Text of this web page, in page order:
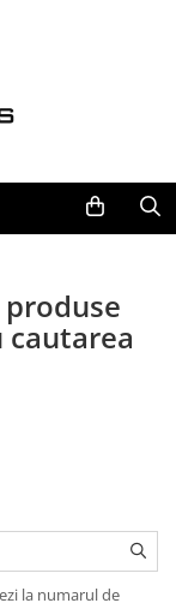
cautarea
la numarul de